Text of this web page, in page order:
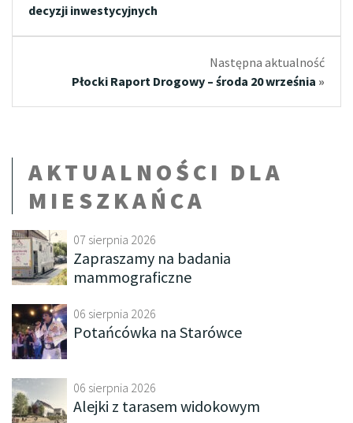
decyzji inwestycyjnych
Następna aktualność
Płocki Raport Drogowy – środa 20 września »
AKTUALNOŚCI DLA
MIESZKAŃCA
07 sierpnia 2026
Zapraszamy na badania
mammograficzne
06 sierpnia 2026
Potańcówka na Starówce
06 sierpnia 2026
Alejki z tarasem widokowym